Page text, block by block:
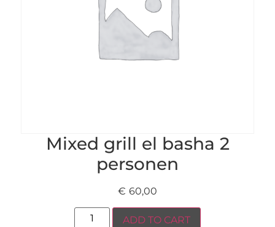
Mixed grill el basha 2
personen
€ 60,00
ADD TO CART